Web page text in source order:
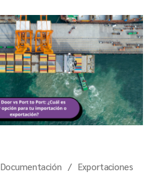
Documentación
Exportaciones